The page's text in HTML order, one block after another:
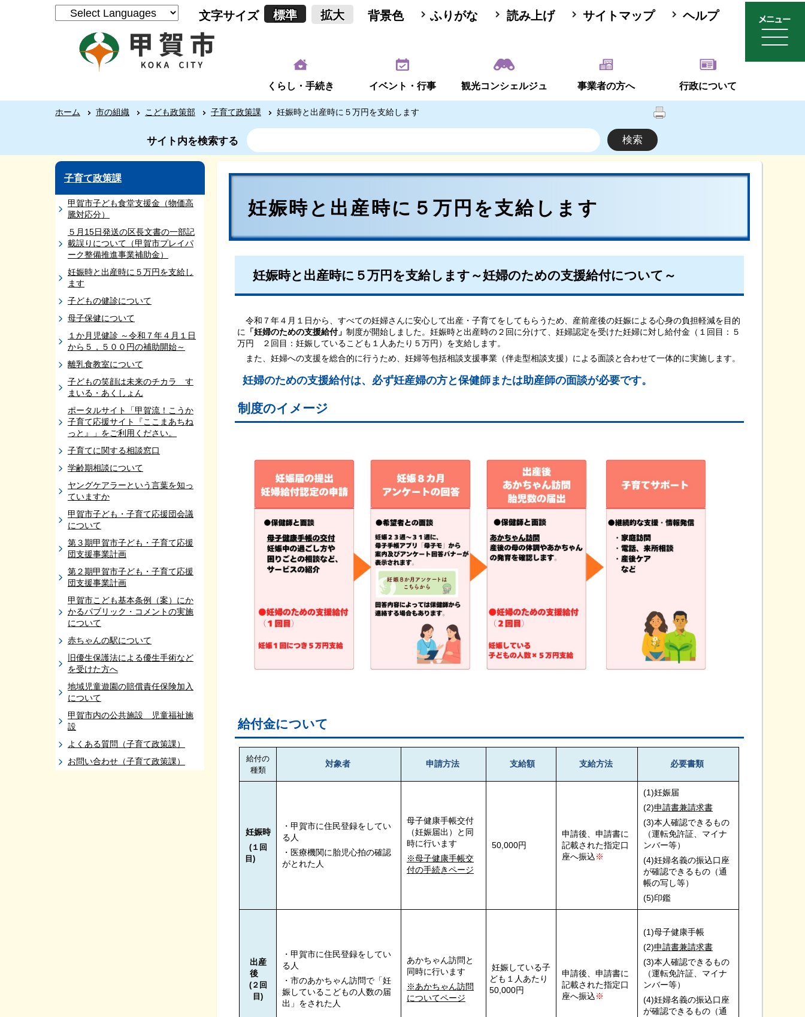
文字サイズ 標準 拡大 背景色 ふりがな 読み上げ サイトマップ ヘルプ
くらし・手続き イベント・行事 観光コンシェルジュ 事業者の方へ 行政について
ホーム 市の組織 こども政策部 子育て政策課 妊娠時と出産時に５万円を支給します
サイト内を検索する
子育て政策課
甲賀市子ども食堂支援金（物価高
騰対応分）
５月15日発送の区長文書の一部記
載誤りについて（甲賀市プレイパ
ーク整備推進事業補助金）
妊娠時と出産時に５万円を支給し
ます
子どもの健診について
母子保健について
１か月児健診 ～令和７年４月１日
から５，５００円の補助開始～
離乳食教室について
子どもの笑顔は未来のチカラ す
まいる・あくしょん
ポータルサイト「甲賀流！こうか
子育て応援サイト『ここまあちね
っと』」をご利用ください。
子育てに関する相談窓口
学齢期相談について
ヤングケアラーという言葉を知っ
ていますか
甲賀市子ども・子育て応援団会議
について
第３期甲賀市子ども・子育て応援
団支援事業計画
第２期甲賀市子ども・子育て応援
団支援事業計画
甲賀市こども基本条例（案）にか
かるパブリック・コメントの実施
について
赤ちゃんの駅について
旧優生保護法による優生手術など
を受けた方へ
地域児童遊園の賠償責任保険加入
について
甲賀市内の公共施設 児童福祉施
設
よくある質問（子育て政策課）
お問い合わせ（子育て政策課）
妊娠時と出産時に５万円を支給します
妊娠時と出産時に５万円を支給します～妊婦のための支援給付について～
令和７年４月１日から、すべての妊婦さんに安心して出産・子育てをしてもらうため、産前産後の妊娠による心身の負担軽減を目的
に 「妊婦のための支援給付」 制度が開始しました。妊娠時と出産時の２回に分けて、妊婦認定を受けた妊婦に対し給付金（１回目：５
万円 ２回目：妊娠しているこども１人あたり５万円）を支給します。
また、妊婦への支援を総合的に行うため、妊婦等包括相談支援事業（伴走型相談支援）による面談と合わせて一体的に実施します。
妊婦のための支援給付は、必ず妊産婦の方と保健師または助産師の面談が必要です。
制度のイメージ
給付金について
給付の
種類
対象者 申請方法 支給額 支給方法 必要書類
妊娠時
(１回
目)
・甲賀市に住民登録をしてい
る人
・医療機関に胎児心拍の確認
がとれた人
母子健康手帳交付
（妊娠届出）と同
時に行います
※母子健康手帳交
付の手続きページ
50,000円
申請後、申請書に
記載された指定口
座へ振込※
(1)妊娠届
(2)申請書兼請求書
(3)本人確認できるもの
（運転免許証、マイナ
ンバー等）
(4)妊婦名義の振込口座
が確認できるもの（通
帳の写し等）
(5)印鑑
出産
後
(２回
目)
・甲賀市に住民登録をしてい
る人
・市のあかちゃん訪問で「妊
娠しているこどもの人数の届
出」をされた人
あかちゃん訪問と
同時に行います
※あかちゃん訪問
についてページ
妊娠している子
ども１人あたり
50,000円
申請後、申請書に
記載された指定口
座へ振込※
(1)母子健康手帳
(2)申請書兼請求書
(3)本人確認できるもの
（運転免許証、マイナ
ンバー等）
(4)妊婦名義の振込口座
が確認できるもの（通